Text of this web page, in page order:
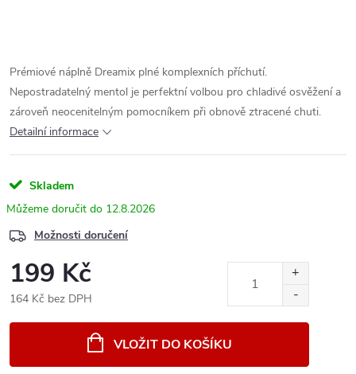
Prémiové náplně Dreamix plné komplexních příchutí.
Nepostradatelný mentol je perfektní volbou pro chladivé osvěžení a
zároveň neocenitelným pomocníkem při obnově ztracené chuti.
Detailní informace
Skladem
12.8.2026
Možnosti doručení
199 Kč
164 Kč bez DPH
VLOŽIT DO KOŠÍKU